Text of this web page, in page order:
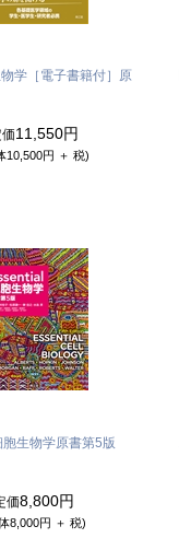
学［電子書籍付］
原
11,550円
10,500円 ＋ 税)
生物学原書第5版
価8,800円
8,000円 ＋ 税)